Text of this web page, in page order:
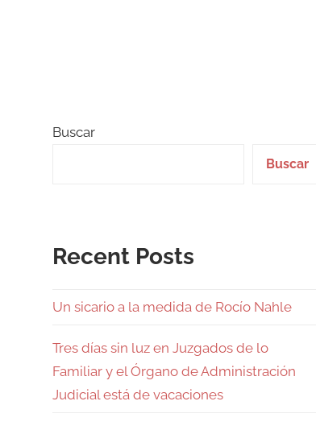
Buscar
Buscar
Recent Posts
Un sicario a la medida de Rocío Nahle
Tres días sin luz en Juzgados de lo
Familiar y el Órgano de Administración
Judicial está de vacaciones